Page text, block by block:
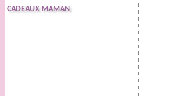
CADEAUX MAMAN